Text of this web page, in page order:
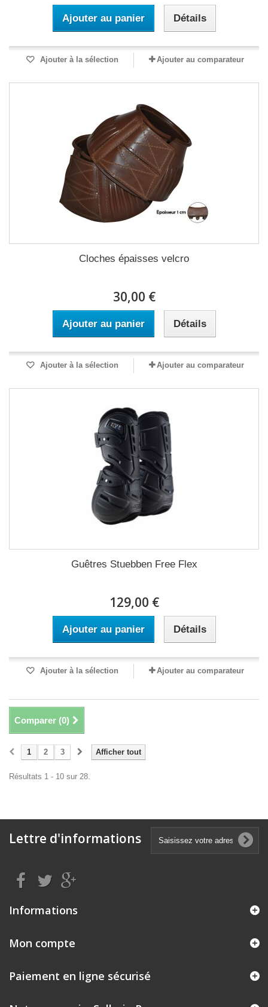
Ajouter au panier Détails
Ajouter à la sélection Ajouter au comparateur
Cloches épaisses velcro
30,00 €
Ajouter au panier Détails
Ajouter à la sélection Ajouter au comparateur
Guêtres Stuebben Free Flex
129,00 €
Ajouter au panier Détails
Ajouter à la sélection Ajouter au comparateur
Comparer (0)
Afficher tout
1 2 3
Résultats 1 - 10 sur 28.
Lettre d'informations
Informations
Mon compte
Paiement en ligne sécurisé